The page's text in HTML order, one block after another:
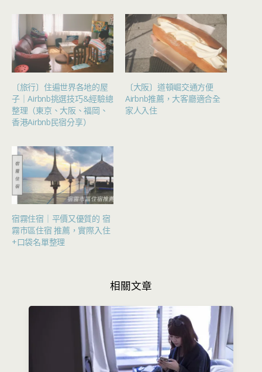
〔旅行〕住遍世界各地的屋
子｜Airbnb挑選技巧&經驗總
整理（東京、大阪、福岡、
香港Airbnb民宿分享）
〔大阪〕道頓崛交通方便
Airbnb推薦，大客廳適合全
家人入住
宿霧住宿｜平價又優質的 宿
霧市區住宿 推薦，實際入住
+口袋名單整理
相關文章